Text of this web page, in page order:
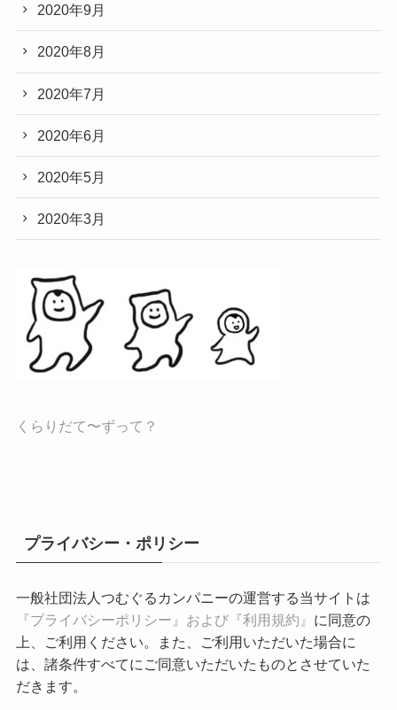
2020年9月
2020年8月
2020年7月
2020年6月
2020年5月
2020年3月
くらりだて〜ずって？
プライバシー・ポリシー
一般社団法人つむぐるカンパニーの運営する当サイトは
『プライバシーポリシー』および『利用規約』 に同意の
上、ご利用ください。また、ご利用いただいた場合に
は、諸条件すべてにご同意いただいたものとさせていた
だきます。